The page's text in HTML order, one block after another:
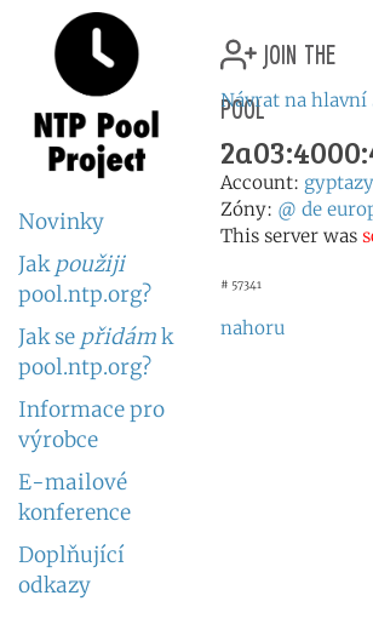
Novinky
Jak použiji
pool.ntp.org?
Jak se přidámk
pool.ntp.org?
Informace pro
výrobce
E-mailové
konference
Doplňující
odkazy
join the
pool
Návrat na hlavní
Account: gyptazy
Zóny: @ de
This server was
# 57341
nahoru